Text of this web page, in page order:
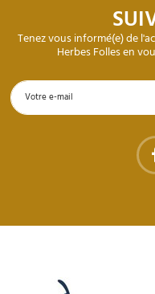
Tenez vous informé(e) de
Herbes Folles en